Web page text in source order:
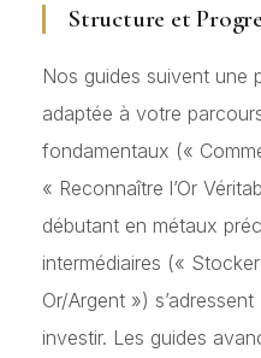
Structure et
Nos guides suivent une
adaptée à votre
fondamentaux («
« Reconnaître l’Or
débutant en métaux
intermédiaires («
Or/Argent »)
investir. Les guides